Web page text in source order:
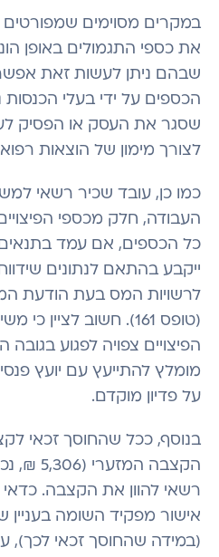
במקרים מסוימים שמפורטים
את כספי התגמולים באופן
שבהם ניתן לעשות זאת
הכספים על ידי בעלי הכנסות
שסגר את העסק או הפסיק
לצורך מימון של הוצאות
כמו כן, עובד שכיר רשאי
העבודה, חלק מכספי
כל הכספים, אם עמד
ייקבע בהתאם לנתונים
לרשויות המס בעת הודעת
(טופס 161). חשוב
הפיצויים צפויה לפגוע בגובה
מומלץ להתייעץ עם יועץ
על פדיון מוקדם.
בנוסף, ככל שהחוסך זכאי
רשאי להוון את הקצבה.
אישור מפקיד השומה בעניין
(במידה שהחוסך זכאי לכך),